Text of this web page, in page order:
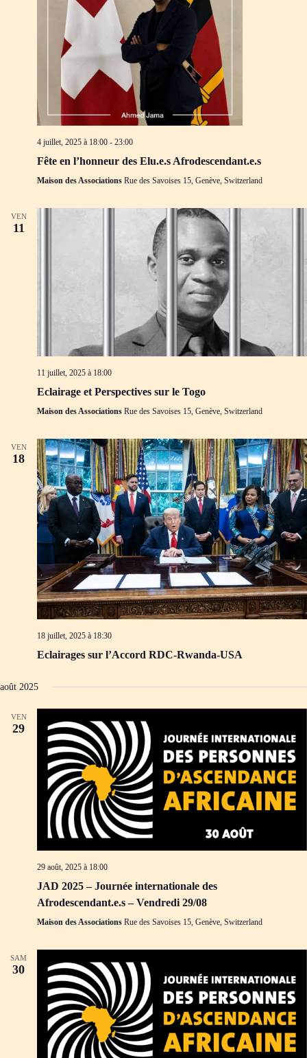
4 juillet, 2025 à 18:00 - 23:00
Fête en l’honneur des Elu.e.s Afrodescendant.e.s
Maison des Associations Rue des Savoises 15, Genève, Switzerland
VEN
11
11 juillet, 2025 à 18:00
Eclairage et Perspectives sur le Togo
Maison des Associations Rue des Savoises 15, Genève, Switzerland
VEN
18
18 juillet, 2025 à 18:30
Eclairages sur l’Accord RDC-Rwanda-USA
août 2025
VEN
29
29 août, 2025 à 18:00
JAD 2025 – Journée internationale des
Afrodescendant.e.s – Vendredi 29/08
Maison des Associations Rue des Savoises 15, Genève, Switzerland
SAM
30